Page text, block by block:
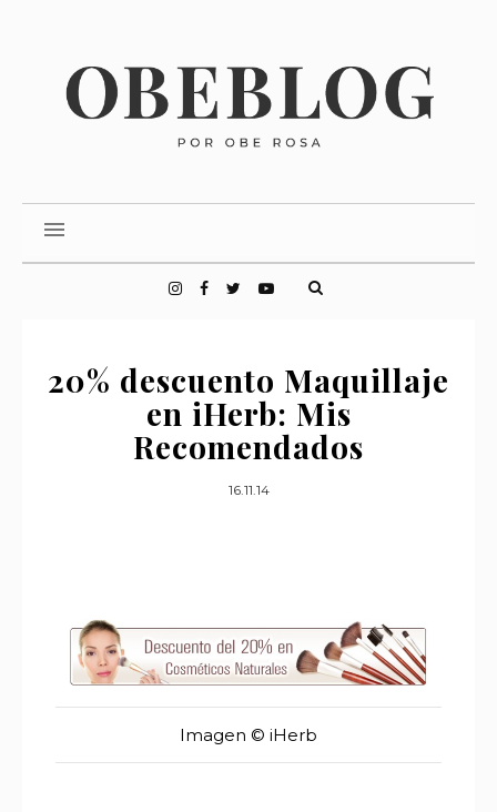
20% descuento Maquillaje
en iHerb: Mis
Recomendados
16.11.14
Imagen © iHerb